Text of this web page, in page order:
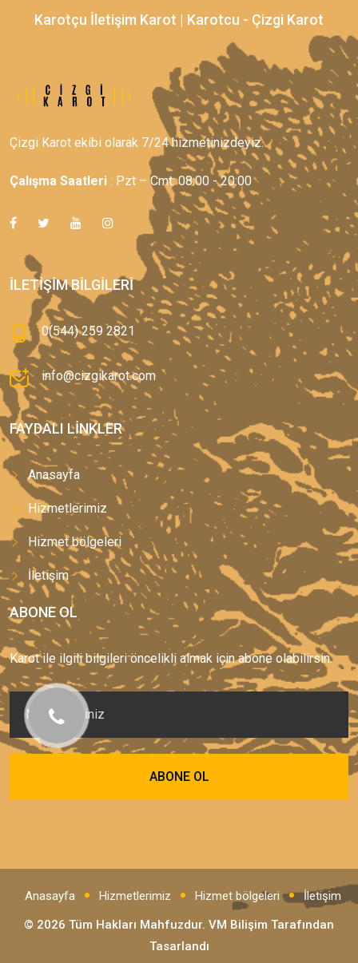
Karotçu İletişim Karot | Karotcu - Çizgi Karot
Çizgi Karot ekibi olarak 7/24 hizmetinizdeyiz.
Çalışma Saatleri : Pzt – Cmt: 08:00 - 20:00
İLETIŞIM BILGILERI
0(544) 259 2821
info@cizgikarot.com
FAYDALI LINKLER
Anasayfa
Hizmetlerimiz
Hizmet bölgeleri
İletişim
ABONE OL
Karot ile ilgili bilgileri öncelikli almak için abone olabilirsin.
Anasayfa Hizmetlerimiz Hizmet bölgeleri
İletişim
© 2026 Tüm Hakları Mahfuzdur. VM Bilişim Tarafından
Tasarlandı